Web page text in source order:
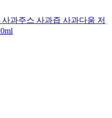
과주스 사과즙 사과다움 저